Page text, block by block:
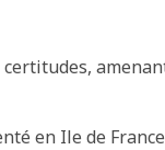
en Ile de